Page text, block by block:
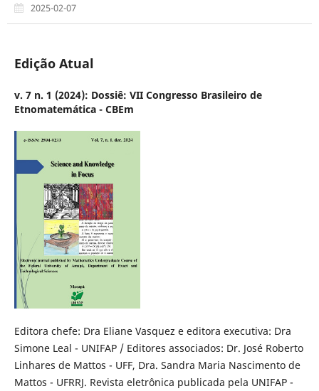
2025-02-07
Edição Atual
v. 7 n. 1 (2024): Dossiê: VII Congresso Brasileiro de
Etnomatemática - CBEm
Editora chefe: Dra Eliane Vasquez e editora executiva: Dra
Simone Leal - UNIFAP / Editores associados: Dr. José Roberto
Linhares de Mattos - UFF, Dra. Sandra Maria Nascimento de
Mattos - UFRRJ. Revista eletrônica publicada pela UNIFAP -